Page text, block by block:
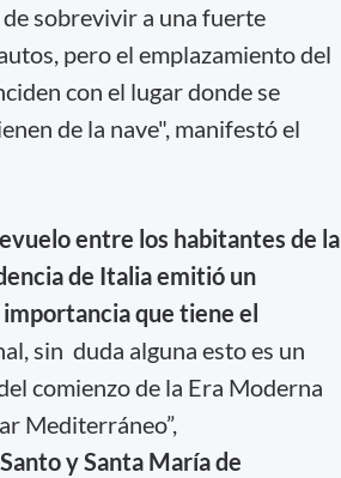
sobrevivir a una fuerte
pero el emplazamiento del
con el lugar donde se
de la nave", manifestó el
entre los habitantes de la
de Italia emitió un
que tiene el
sin duda alguna esto es un
comienzo de la Era Moderna
Mediterráneo”,
y Santa María de